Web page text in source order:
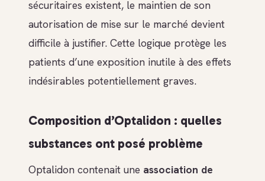
sécuritaires existent, le maintien de son
autorisation de mise sur le marché devient
difficile à justifier. Cette logique protège les
patients d’une exposition inutile à des effets
indésirables potentiellement graves.
Composition d’Optalidon : quelles
substances ont posé problème
Optalidon contenait une association de